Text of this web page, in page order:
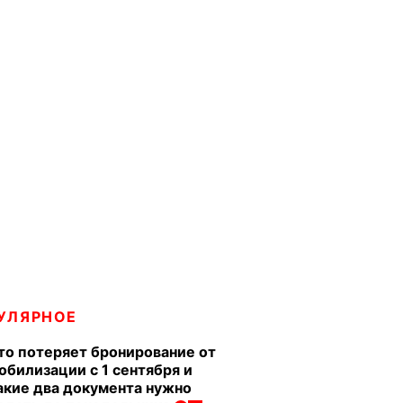
потеряет бронирование от
с 1 сентября и
два документа нужно